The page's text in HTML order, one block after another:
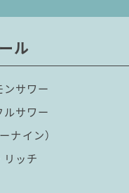
ル
ンサワー
ルサワー
ナイン）
リッチ